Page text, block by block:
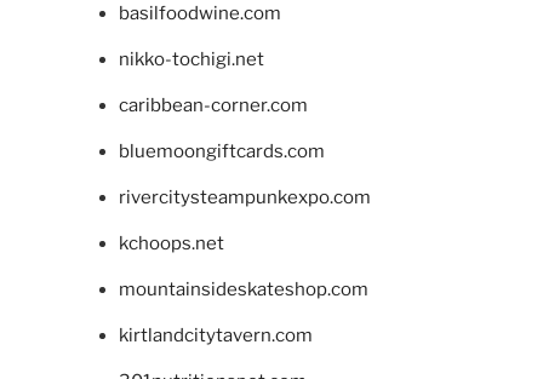
basilfoodwine.com
nikko-tochigi.net
caribbean-corner.com
bluemoongiftcards.com
rivercitysteampunkexpo.com
kchoops.net
mountainsideskateshop.com
kirtlandcitytavern.com